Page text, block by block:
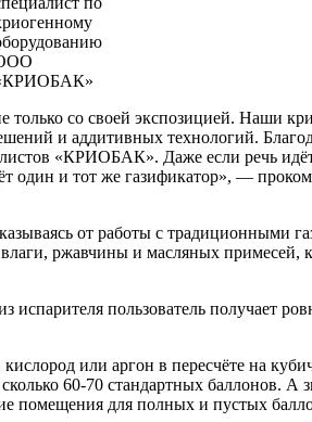
со своей экспозицией. Наши
и аддитивных технологий.
«КРИОБАК». Даже если речь
один и тот же газификатор», —
от работы с традиционными
ржавчины и масляных примесей,
пользователь получает
или аргон в пересчёте на
60-70 стандартных баллонов. А
помещения для полных и пустых